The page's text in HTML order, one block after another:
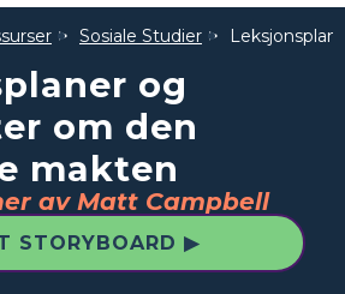
Sosiale Studier
og
om den
makten
av Matt Campbell
STORYBOARD ▶